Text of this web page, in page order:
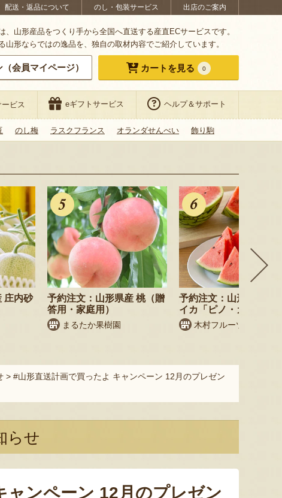
配送・返品について のし・包装サービス 出店のご案内
、山形産品をつくり手から全国へ直送する産直ECサービスです。
山形ならではの逸品を、独自の取材内容でご紹介しています。
会員マイページ） カートを見る 0
ビス eギフトサービス ヘルプ＆サポート
のし梅 ラスクフランス オランダせんべい 飾り駒
庄内砂
予約注文：山形県産 桃（贈
答用・家庭用）
まるたか果樹園
予約注文：山形県産 小
イカ「ピノ・ガール」
木村フルーツ
> #山形直送計画で買ったよ キャンペーン 12月のプレゼン
らせ
ャンペーン 12月のプレゼン